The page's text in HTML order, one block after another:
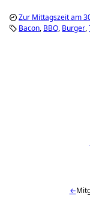
Zur Mittagszeit am
Bacon BBQ Burger
←